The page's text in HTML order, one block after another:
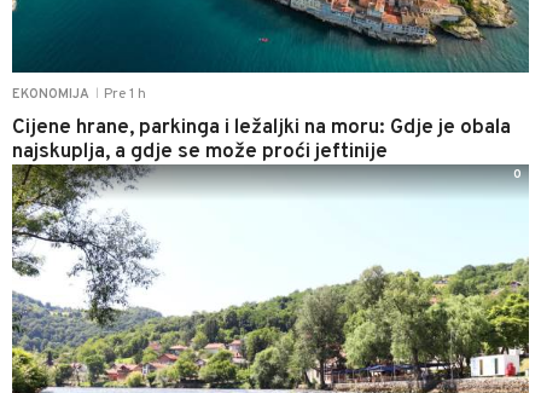
EKONOMIJA Pre 1 h
Cijene hrane, parkinga i ležaljki na moru: Gdje je obala
najskuplja, a gdje se može proći jeftinije
0